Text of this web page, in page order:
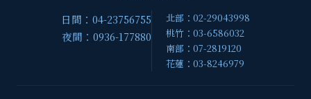
日間：04-23756755
夜間：0936-177880
北部：02-29043998
桃竹：03-6586032
南部：07-2819120
花蓮：03-8246979